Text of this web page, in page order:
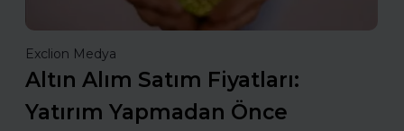
Exclion Medya
Altın Alım Satım Fiyatları:
Yatırım Yapmadan Önce